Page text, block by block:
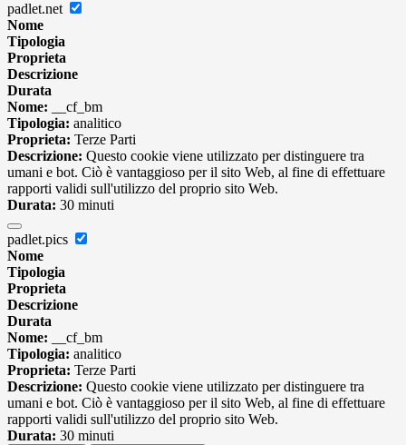
padlet.net
Nome
Tipologia
Proprieta
Descrizione
Durata
Nome: __cf_bm
Tipologia: analitico
Proprieta: Terze Parti
Descrizione: Questo cookie viene utilizzato per distinguere tra
umani e bot. Ciò è vantaggioso per il sito Web, al fine di effettuare
rapporti validi sull'utilizzo del proprio sito Web.
Durata: 30 minuti
padlet.pics
Nome
Tipologia
Proprieta
Descrizione
Durata
Nome: __cf_bm
Tipologia: analitico
Proprieta: Terze Parti
Descrizione: Questo cookie viene utilizzato per distinguere tra
umani e bot. Ciò è vantaggioso per il sito Web, al fine di effettuare
rapporti validi sull'utilizzo del proprio sito Web.
Durata: 30 minuti